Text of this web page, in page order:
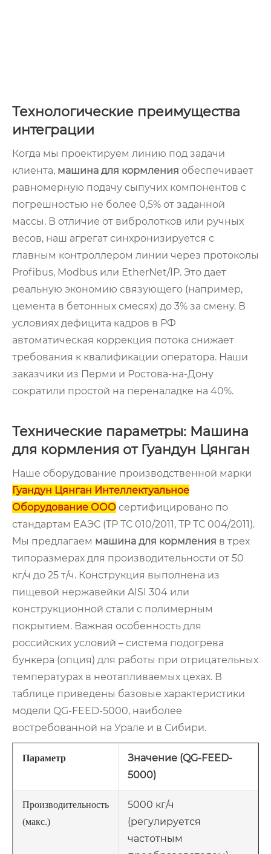
Технологические преимущества
интеграции
Когда мы проектируем линию под задачи
клиента, машина для кормления обеспечивает
равномерную подачу сыпучих компонентов с
погрешностью не более 0,5% от заданной
массы. В отличие от вибролотков или ручных
весов, наш агрегат синхронизируется с
главным контроллером линии через протоколы
Profibus, Modbus или EtherNet/IP. Это дает
реальную экономию связующего (например,
цемента в бетонных смесях) до 3% за смену. В
условиях дефицита кадров в РФ
автоматическая коррекция потока снижает
требования к квалификации оператора. Наши
заказчики из Перми и Ростова-на-Дону
сократили простой на переналадке на 40%.
Технические параметры: Машина
для кормления от Гуандун Цянган
Наше оборудование производственной марки
Гуандун Цянган Интеллектуальное
Оборудование ООО сертифицировано по
стандартам ЕАЭС (ТР ТС 010/2011, ТР ТС 004/2011).
Мы предлагаем машина для кормления в трех
типоразмерах для производительности от 50
кг/ч до 25 т/ч. Конструкция выполнена из
пищевой нержавейки AISI 304 или
конструкционной стали с полимерным
покрытием. Важная особенность для
российских условий – система подогрева
бункера (опция) для работы при отрицательных
температурах в неотапливаемых цехах. В
таблице приведены базовые характеристики
модели QG-FEED-5000, наиболее
востребованной на Урале и в Сибири.
Параметр
Значение (QG-FEED-
5000)
Производительность
(макс.)
5000 кг/ч
(регулируется
частотным